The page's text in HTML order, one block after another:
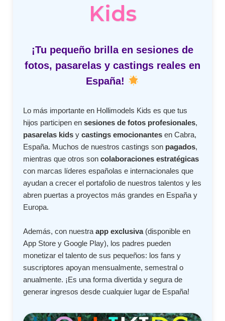
Kids
¡Tu pequeño brilla en sesiones de
fotos, pasarelas y castings reales en
España!
Lo más importante en Hollimodels Kids es que tus
hijos participen ensesiones de fotos profesionales,
pasarelas kids ycastings emocionantes en Cabra,
España. Muchos de nuestros castings son pagados,
mientras que otros soncolaboraciones estratégicas
con marcas líderes españolas e internacionales que
ayudan a crecer el portafolio de nuestros talentos y les
abren puertas a proyectos más grandes en España y
Europa.
Además, con nuestraapp exclusiva(disponible en
App Store y Google Play), los padres pueden
monetizar el talento de sus pequeños: los fans y
suscriptores apoyan mensualmente, semestral o
anualmente. ¡Es una forma divertida y segura de
generar ingresos desde cualquier lugar de España!